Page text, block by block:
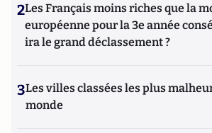
2Les Français moins riches que la
européenne pour la 3e année
ira le grand déclassement ?
3Les villes classées les plus
monde